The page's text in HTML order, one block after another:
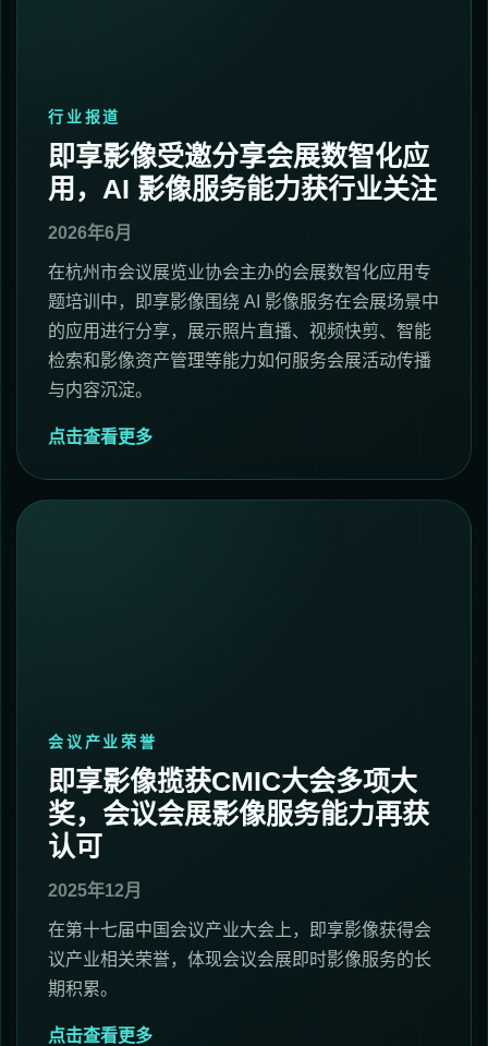
行业报道
即享影像受邀分享会展数智化应
用，AI 影像服务能力获行业关注
2026年6月
在杭州市会议展览业协会主办的会展数智化应用专
题培训中，即享影像围绕 AI 影像服务在会展场景中
的应用进行分享，展示照片直播、视频快剪、智能
检索和影像资产管理等能力如何服务会展活动传播
与内容沉淀。
点击查看更多
会议产业荣誉
即享影像揽获CMIC大会多项大
奖，会议会展影像服务能力再获
认可
2025年12月
在第十七届中国会议产业大会上，即享影像获得会
议产业相关荣誉，体现会议会展即时影像服务的长
期积累。
点击查看更多